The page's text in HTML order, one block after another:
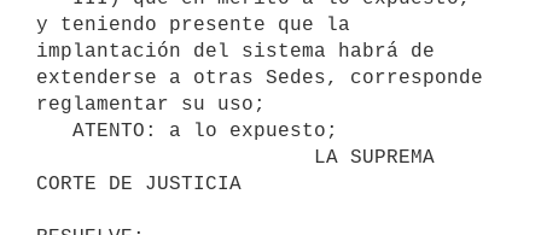
y teniendo presente que la
implantación del sistema habrá de
extenderse a otras Sedes, corresponde
reglamentar su uso;
CORTE DE JUSTICIA